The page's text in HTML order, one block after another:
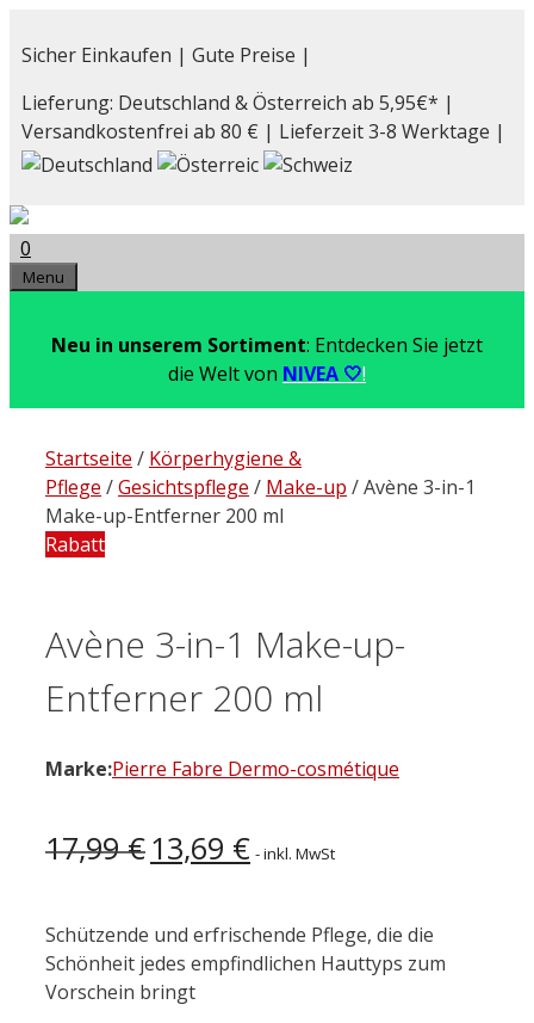
Inhalt
Sicher Einkaufen | Gute Preise |
Lieferung: Deutschland & Österreich ab 5,95€* |
Versandkostenfrei ab 80 € | Lieferzeit 3-8 Werktage |
0
Menu
Neu in unserem Sortiment: Entdecken Sie jetzt
die Welt von NIVEA 🤍!
Startseite / Körperhygiene &
Pflege /Gesichtspflege / Make-up / Avène 3-in-1
Make-up-Entferner 200 ml
Rabatt
Avène 3-in-1 Make-up-
Entferner 200 ml
Marke:Pierre Fabre Dermo-cosmétique
17,99€ Ursprünglicher
Preis
17,99 €
13,69 €Aktueller
Preis
13,69 €.
- inkl. MwSt
Schützende und erfrischende Pflege, die die
Schönheit jedes empfindlichen Hauttyps zum
Vorschein bringt